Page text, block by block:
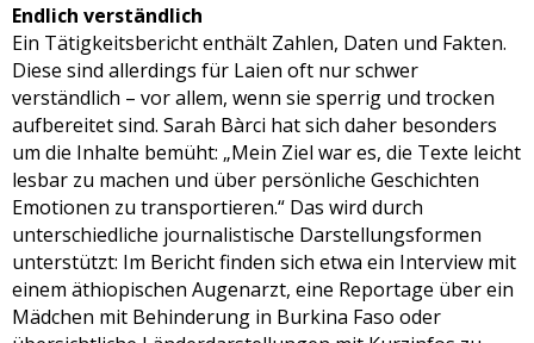
Endlich verständlich
Ein Tätigkeitsbericht enthält Zahlen, Daten und Fakten.
Diese sind allerdings für Laien oft nur schwer
verständlich – vor allem, wenn sie sperrig und trocken
aufbereitet sind. Sarah Bàrci hat sich daher besonders
um die Inhalte bemüht: „Mein Ziel war es, die Texte leicht
lesbar zu machen und über persönliche Geschichten
Emotionen zu transportieren.“ Das wird durch
unterschiedliche journalistische Darstellungsformen
unterstützt: Im Bericht finden sich etwa ein Interview mit
einem äthiopischen Augenarzt, eine Reportage über ein
Mädchen mit Behinderung in Burkina Faso oder